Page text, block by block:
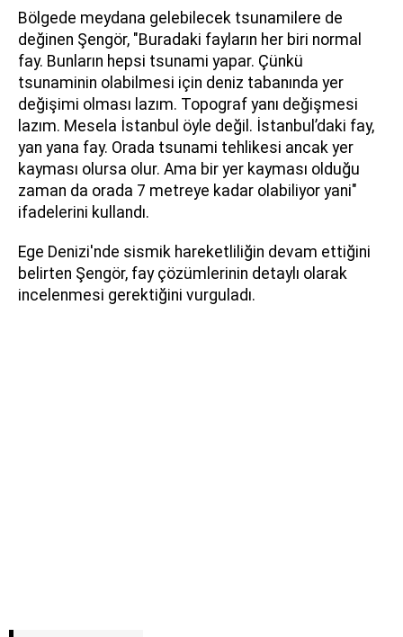
Bölgede meydana gelebilecek tsunamilere de
değinen Şengör, "Buradaki fayların her biri normal
fay. Bunların hepsi tsunami yapar. Çünkü
tsunaminin olabilmesi için deniz tabanında yer
değişimi olması lazım. Topograf yanı değişmesi
lazım. Mesela İstanbul öyle değil. İstanbul’daki fay,
yan yana fay. Orada tsunami tehlikesi ancak yer
kayması olursa olur. Ama bir yer kayması olduğu
zaman da orada 7 metreye kadar olabiliyor yani"
ifadelerini kullandı.
Ege Denizi'nde sismik hareketliliğin devam ettiğini
belirten Şengör, fay çözümlerinin detaylı olarak
incelenmesi gerektiğini vurguladı.